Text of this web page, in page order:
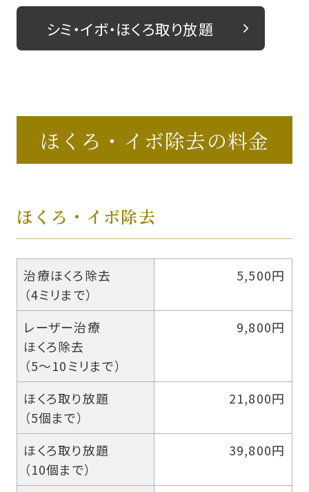
シミ・イボ・ほくろ取り放題
ほくろ・イボ除去の料金
ほくろ・イボ除去
治療ほくろ除去
（4ミリまで）
5,500円
レーザー治療
ほくろ除去
（5〜10ミリまで）
9,800円
ほくろ取り放題
（5個まで）
21,800円
ほくろ取り放題
（10個まで）
39,800円